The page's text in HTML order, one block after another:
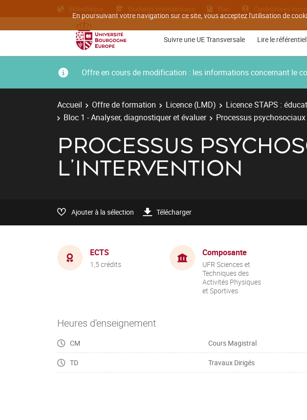
En poursuivant votre navigation sur ce site, vous acceptez l'utilisation de
Bibliothèque Etudiants internationaux Plan Candidatures
Suivre une UE Transversale Lire le
Offre en cours de modification : les informations concernant le
Accueil Offre de formation Licence (LMD) Licence STAPS :
Bloc 1 - Analyser, diagnostiquer et évaluer
Processus
PROCESSUS
L'INTERVENTION
Ajouter à la sélection Télécharger
ECTS
1,5 crédits
Composante
UFR Sciences et
Techniques des
Activités Physiques
et Sportives
Heures d'enseignement
CM Cours Magistral
TD Travaux Dirigés